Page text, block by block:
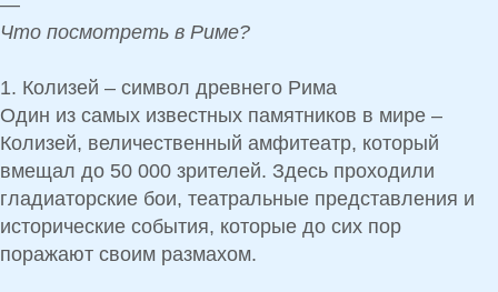
Что посмотреть в Риме?
1. Колизей – символ древнего Рима
Один из самых известных памятников в мире –
Колизей, величественный амфитеатр, который
вмещал до 50 000 зрителей. Здесь проходили
гладиаторские бои, театральные представления и
исторические события, которые до сих пор
поражают своим размахом.